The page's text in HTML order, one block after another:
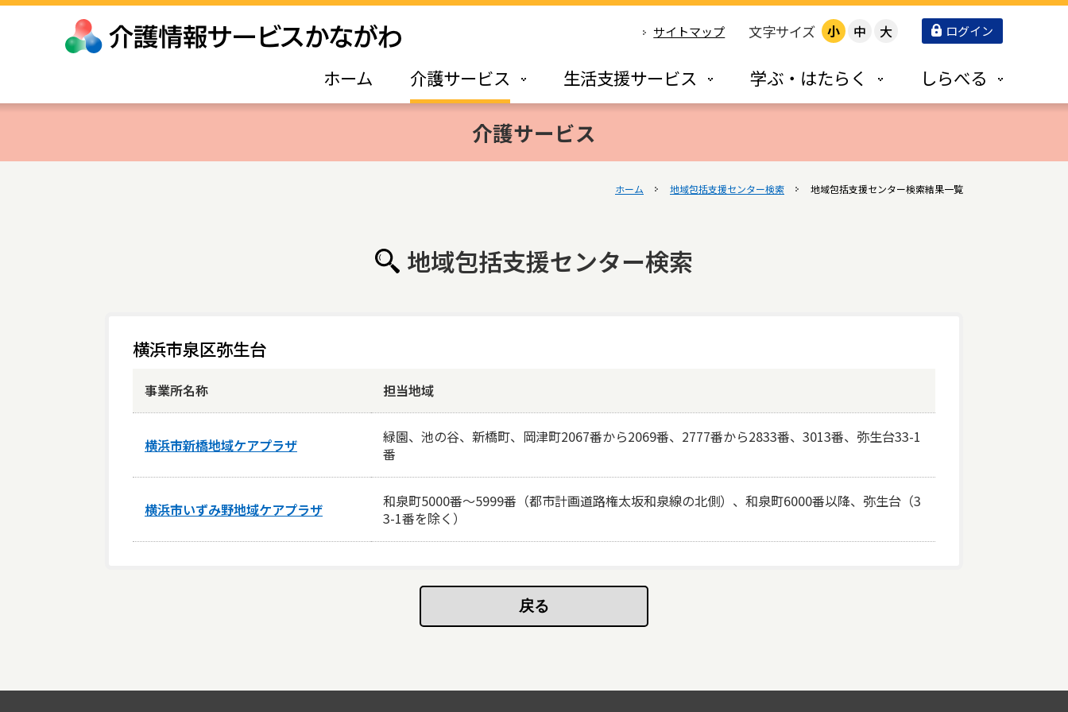
サイトマップ 文字サイズ 小 中 大 ログイン
ホーム 介護サービス 生活支援サービス 学ぶ・はたらく しらべる
介護サービス
ホーム 地域包括支援センター検索 地域包括支援センター検索結果一覧
地域包括支援センター検索
横浜市泉区弥生台
事業所名称 担当地域
横浜市新橋地域ケアプラザ
緑園、池の谷、新橋町、岡津町2067番から2069番、2777番から2833番、3013番、弥生台33-1
番
横浜市いずみ野地域ケアプラザ
和泉町5000番～5999番（都市計画道路権太坂和泉線の北側）、和泉町6000番以降、弥生台（3
3-1番を除く）